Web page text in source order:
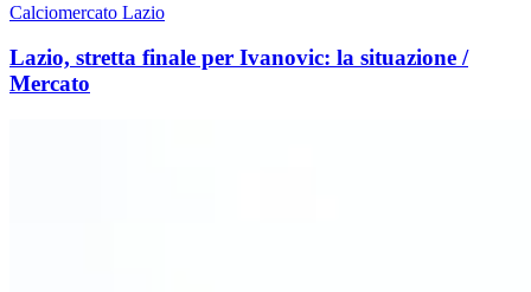
Calciomercato Lazio
Lazio, stretta finale per Ivanovic: la situazione /
Mercato